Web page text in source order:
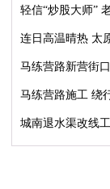
轻信“炒股大师”
连日高温晴热 太
马练营路新营街
马练营路施工 绕
城南退水渠改线